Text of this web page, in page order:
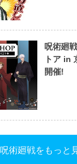
呪術廻
トア in
開催!
呪術廻戦をもっと